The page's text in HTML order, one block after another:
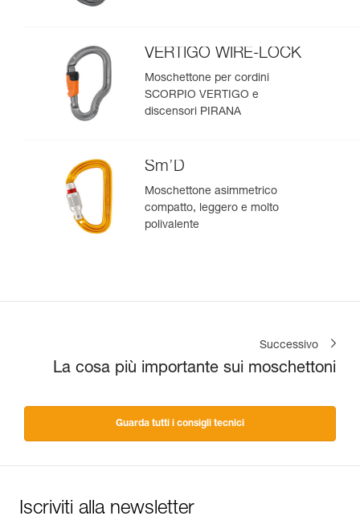
VERTIGO WIRE-LOCK
Moschettone per cordini
SCORPIO VERTIGO e
discensori PIRANA
Sm’D
Moschettone asimmetrico
compatto, leggero e molto
polivalente
Successivo
La cosa più importante sui moschettoni
Guarda tutti i consigli tecnici
Iscriviti alla newsletter